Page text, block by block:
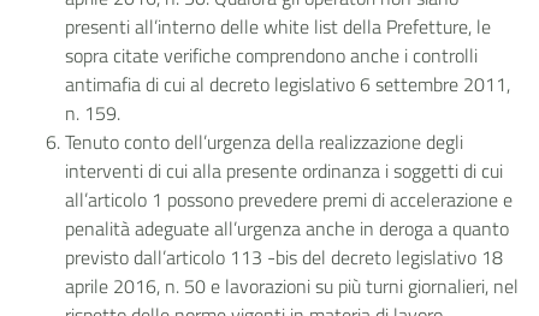
presenti all’interno delle white list della Prefetture, le
sopra citate verifiche comprendono anche i controlli
antimafia di cui al decreto legislativo 6 settembre 2011,
n. 159.
Tenuto conto dell’urgenza della realizzazione degli
interventi di cui alla presente ordinanza i soggetti di cui
all’articolo 1 possono prevedere premi di accelerazione e
penalità adeguate all’urgenza anche in deroga a quanto
previsto dall’articolo 113 -bis del decreto legislativo 18
aprile 2016, n. 50 e lavorazioni su più turni giornalieri, nel